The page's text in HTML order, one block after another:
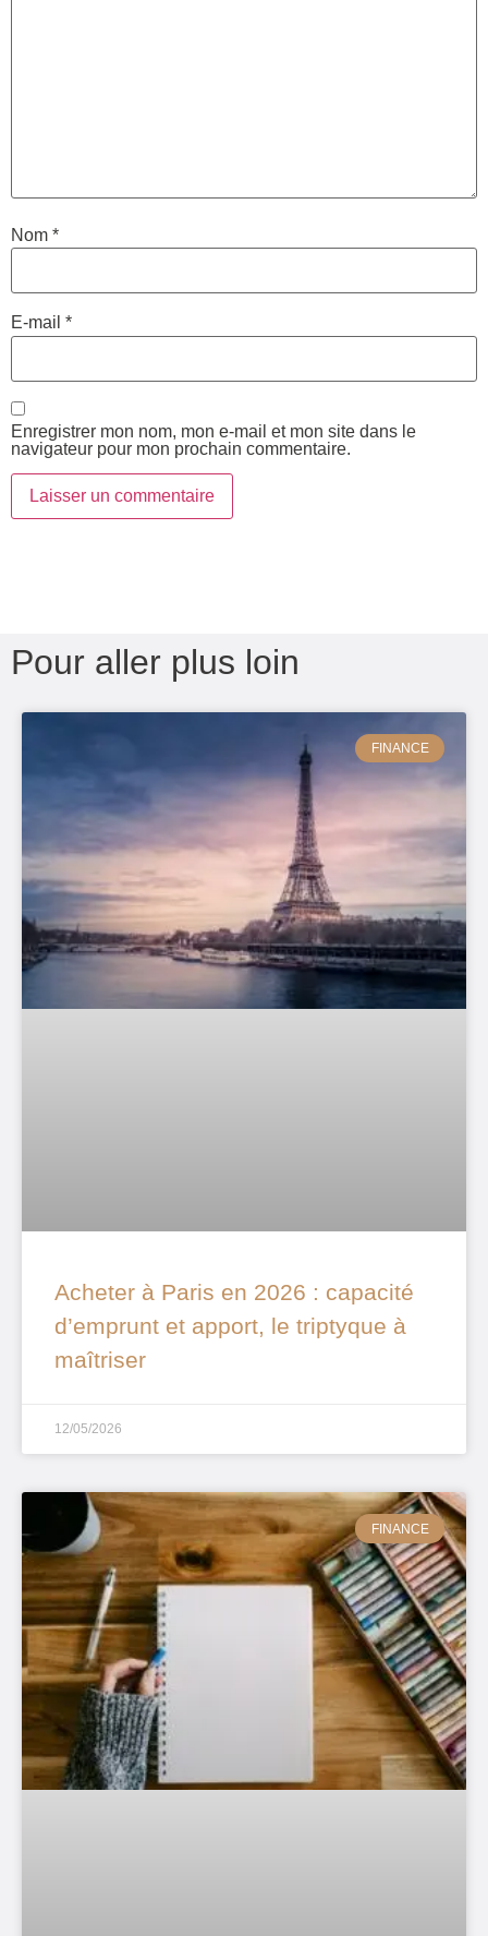
Nom *
E-mail *
Enregistrer mon nom, mon e-mail et mon site dans le
navigateur pour mon prochain commentaire.
Pour aller plus loin
FINANCE
Acheter à Paris en 2026 : capacité
d’emprunt et apport, le triptyque à
maîtriser
12/05/2026
FINANCE